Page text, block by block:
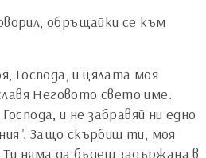
обръщайки се към
Господа, и цялата моя
Неговото свето име.
и не забравяй ни едно
Защо скърбиш ти, моя
няма да бъдеш задържана в